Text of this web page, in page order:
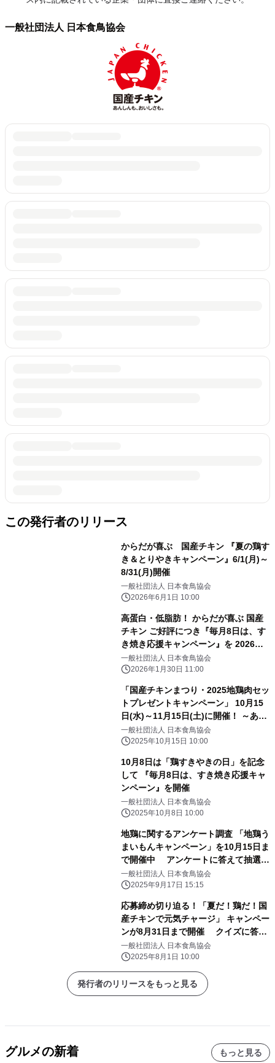
一般社団法人 日本食鳥協会
この発行者のリリース
からだが喜ぶ 国産チキン 『夏の鶏す
き＆とりやきキャンペーン』6/1(月)～
8/31(月)開催
一般社団法人 日本食鳥協会
2026年6月1日 10:00
高蛋白・低脂肪！ からだが喜ぶ 国産
チキン ご好評につき『毎月8日は、す
き焼き応援キャンペーン』を 2026年2
月1日(日)～4月30日(木)の期間で再開
催します！
一般社団法人 日本食鳥協会
2026年1月30日 11:00
「国産チキンまつり・2025地鶏肉セッ
トプレゼントキャンペーン」 10月15
日(水)～11月15日(土)に開催！ ～あん
しんも、おいしさも。～
一般社団法人 日本食鳥協会
2025年10月15日 10:00
10月8日は「鶏すきやきの日」を記念
して 『毎月8日は、すき焼き応援キャ
ンペーン』を開催
一般社団法人 日本食鳥協会
2025年10月8日 10:00
地鶏に関するアンケート調査 「地鶏う
まいもんキャンペーン」を10月15日ま
で開催中 アンケートに答えて抽選で
地鶏肉セットが当たる！
一般社団法人 日本食鳥協会
2025年9月17日 15:15
応募締め切り迫る！「夏だ！鶏だ！国
産チキンで元気チャージ」 キャンペー
ンが8月31日まで開催 クイズに答え
て抽選で銘柄鶏1羽セットが当たる
一般社団法人 日本食鳥協会
2025年8月1日 10:00
発行者のリリースをもっと見る
グルメの新着 もっと見る